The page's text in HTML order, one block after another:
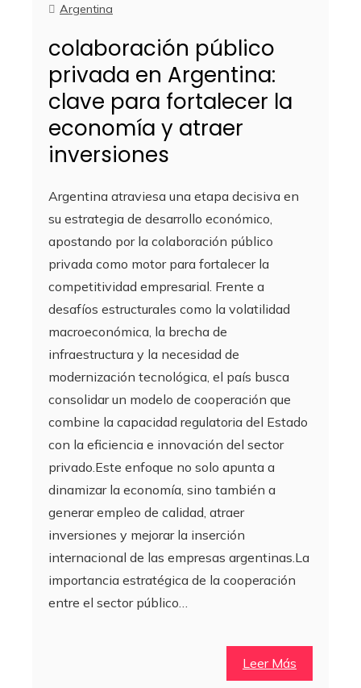
Argentina
colaboración público
privada en Argentina:
clave para fortalecer la
economía y atraer
inversiones
Argentina atraviesa una etapa decisiva en
su estrategia de desarrollo económico,
apostando por la colaboración público
privada como motor para fortalecer la
competitividad empresarial. Frente a
desafíos estructurales como la volatilidad
macroeconómica, la brecha de
infraestructura y la necesidad de
modernización tecnológica, el país busca
consolidar un modelo de cooperación que
combine la capacidad regulatoria del Estado
con la eficiencia e innovación del sector
privado.Este enfoque no solo apunta a
dinamizar la economía, sino también a
generar empleo de calidad, atraer
inversiones y mejorar la inserción
internacional de las empresas argentinas.La
importancia estratégica de la cooperación
entre el sector público…
Leer Más